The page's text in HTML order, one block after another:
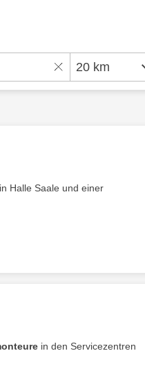
Halle Saale und einer
in den Servicezentren